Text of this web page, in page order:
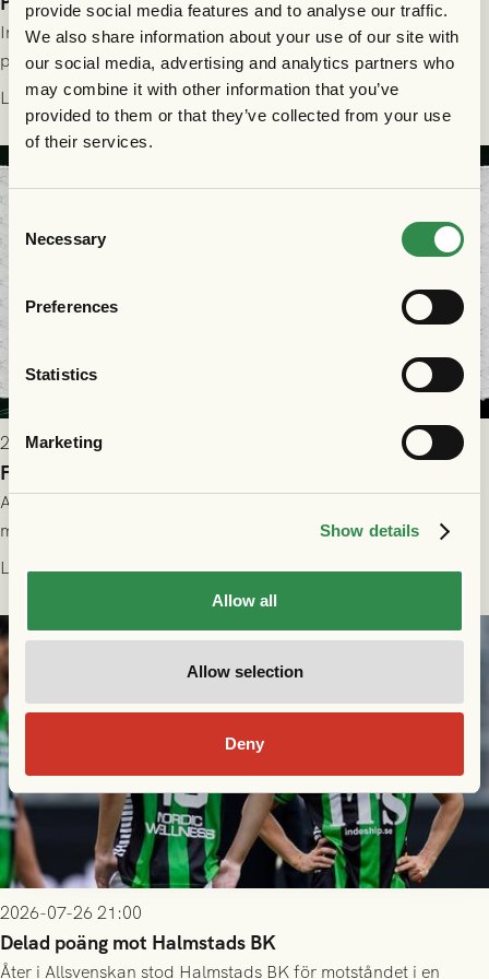
provide social media features and to analyse our traffic.
We also share information about your use of our site with
our social media, advertising and analytics partners who
may combine it with other information that you’ve
provided to them or that they’ve collected from your use
of their services.
Selection
Necessary
Preferences
Statistics
Marketing
Show details
Allow all
Allow selection
Deny
Information för dig som ska se FC Nordsjælland - GAIS på
plats på Right to Dream Park torsdagen den 30/7 kl. 19.00.
Läs mer
2026-07-28 17:36
FC Nordsjælland borta: Biljettuthämtning
All information om hur du byter ditt värdebevis mot
matchbiljett på plats i Danmark, samt vad som gäller för dig
som står på reservlista eller fått förhinder.
Läs mer
2026-07-26 21:00
Delad poäng mot Halmstads BK
Åter i Allsvenskan stod Halmstads BK för motståndet i en